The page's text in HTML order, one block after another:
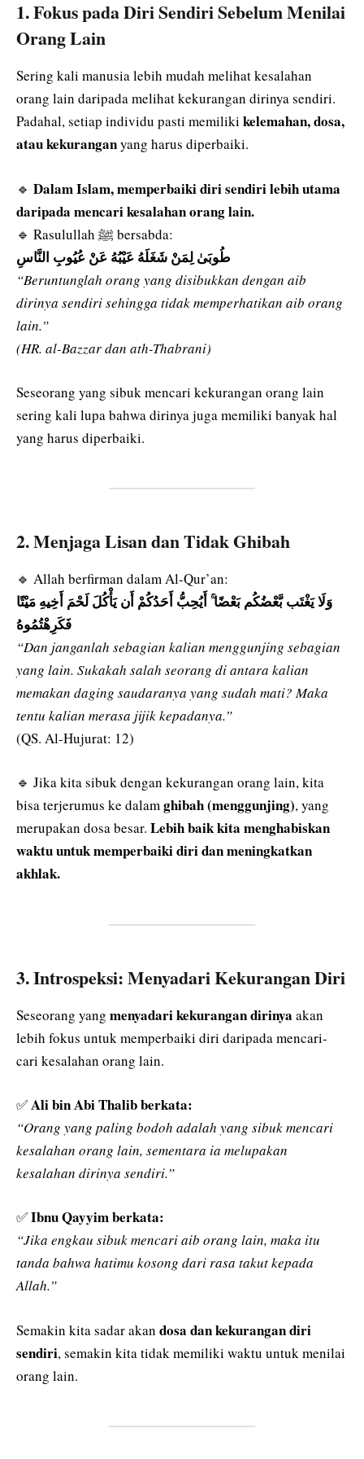
1. Fokus pada Diri Sendiri Sebelum Menilai
Orang Lain
Sering kali manusia lebih mudah melihat kesalahan
orang lain daripada melihat kekurangan dirinya sendiri.
Padahal, setiap individu pasti memiliki kelemahan, dosa,
atau kekuranganyang harus diperbaiki.
🔹 Dalam Islam, memperbaiki diri sendiri lebih utama
daripada mencari kesalahan orang lain.
🔹 Rasulullah ﷺ bersabda:
طُوبَىٰ لِمَنْ شَغَلَهُ عَيْبُهُ عَنْ عُيُوبِ النَّاسِ
“Beruntunglah orang yang disibukkan dengan aib
dirinya sendiri sehingga tidak memperhatikan aib orang
lain.”
(HR. al-Bazzar dan ath-Thabrani)
Seseorang yang sibuk mencari kekurangan orang lain
sering kali lupa bahwa dirinya juga memiliki banyak hal
yang harus diperbaiki.
2. Menjaga Lisan dan Tidak Ghibah
🔹 Allah berfirman dalam Al-Qur’an:
وَلَا يَغْتَب بَّعْضُكُم بَعْضًا ۚ أَيُحِبُّ أَحَدُكُمْ أَن يَأْكُلَ لَحْمَ أَخِيهِ مَيْتًا
فَكَرِهْتُمُوهُ
“Dan janganlah sebagian kalian menggunjing sebagian
yang lain. Sukakah salah seorang di antara kalian
memakan daging saudaranya yang sudah mati? Maka
tentu kalian merasa jijik kepadanya.”
(QS. Al-Hujurat: 12)
🔹 Jika kita sibuk dengan kekurangan orang lain, kita
bisa terjerumus ke dalamghibah (menggunjing), yang
merupakan dosa besar. Lebih baik kita menghabiskan
waktu untuk memperbaiki diri dan meningkatkan
akhlak.
3. Introspeksi: Menyadari Kekurangan Diri
Seseorang yang menyadari kekurangan dirinya akan
lebih fokus untuk memperbaiki diri daripada mencari-
cari kesalahan orang lain.
✅Ali bin Abi Thalib berkata:
“Orang yang paling bodoh adalah yang sibuk mencari
kesalahan orang lain, sementara ia melupakan
kesalahan dirinya sendiri.”
✅Ibnu Qayyim berkata:
“Jika engkau sibuk mencari aib orang lain, maka itu
tanda bahwa hatimu kosong dari rasa takut kepada
Allah.”
Semakin kita sadar akan dosa dan kekurangan diri
sendiri, semakin kita tidak memiliki waktu untuk menilai
orang lain.